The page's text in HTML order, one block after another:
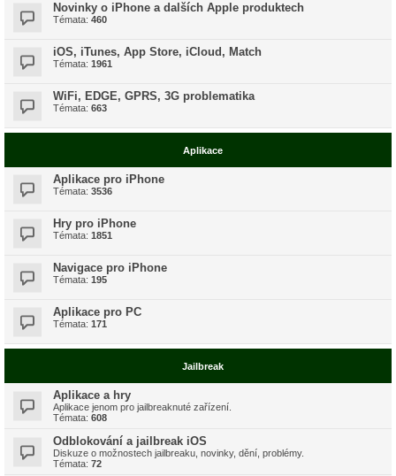
Novinky o iPhone a dalších Apple produktech
Témata: 460
iOS, iTunes, App Store, iCloud, Match
Témata: 1961
WiFi, EDGE, GPRS, 3G problematika
Témata: 663
Aplikace
Aplikace pro iPhone
Témata: 3536
Hry pro iPhone
Témata: 1851
Navigace pro iPhone
Témata: 195
Aplikace pro PC
Témata: 171
Jailbreak
Aplikace a hry
Aplikace jenom pro jailbreaknuté zařízení.
Témata: 608
Odblokování a jailbreak iOS
Diskuze o možnostech jailbreaku, novinky, dění, problémy.
Témata: 72